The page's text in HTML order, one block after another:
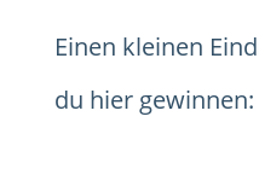
Einen kleinen
du hier gewinnen: